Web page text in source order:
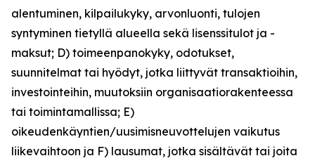
alentuminen, kilpailukyky, arvonluonti, tulojen
syntyminen tietyllä alueella sekä lisenssitulot ja -
maksut; D) toimeenpanokyky, odotukset,
suunnitelmat tai hyödyt, jotka liittyvät transaktioihin,
investointeihin, muutoksiin organisaatiorakenteessa
tai toimintamallissa; E)
oikeudenkäyntien/uusimisneuvottelujen vaikutus
liikevaihtoon ja F) lausumat, jotka sisältävät tai joita